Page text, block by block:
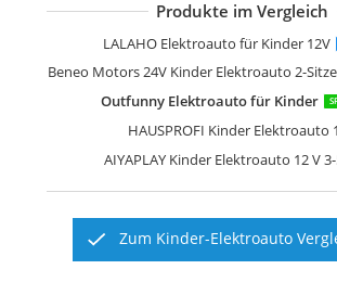
Produkte im Vergleich
LALAHO Elektroauto für Kinder 12V
Beneo Motors 24V Kinder Elektroauto 2-
Outfunny Elektroauto für Kinder
HAUSPROFI Kinder Elektroauto
AIYAPLAY Kinder Elektroauto 12 V
Zum Kinder-Elektroauto